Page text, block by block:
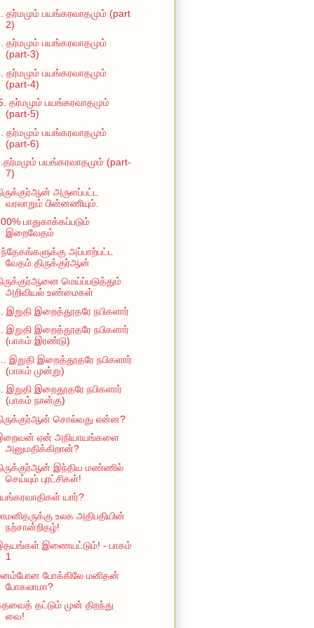
தர்மமும் பயங்கரவாதமும் (part
2)
தர்மமும் பயங்கரவாதமும்
(part-3)
தர்மமும் பயங்கரவாதமும்
(part-4)
தர்மமும் பயங்கரவாதமும்
(part-5)
தர்மமும் பயங்கரவாதமும்
(part-6)
பயங்கரவாதமும் (part-
7)
அருளப்பட்ட
வரலாறும் பின்னணியும்.
பாதுகாக்கப்படும்
இறைவேதம்
அப்பாற்பட்ட
வேதம் திருக்குர்ஆன்
மெய்ப்படுத்தும்
அறிவியல் உண்மைகள்
இறுதி இறைத்தூதரே நபிகளார்
இறுதி இறைத்தூதரே நபிகளார்
(பாகம் இரண்டு)
இறுதி இறைத்தூதரே நபிகளார்
(பாகம் முன்று)
இறுதி இறைதூதரே நபிகளார்
(பாகம் நான்கு)
சொல்வது என்ன?
ஏன் அநியாயங்களை
அனுமதிக்கிறான்?
இந்திய மண்ணில்
செய்யும் புரட்சிகள்!
யார்?
உலக அதிபதியின்
நற்சான்றிதழ்!
இணையட்டும்! - பாகம்
1
போக்கிலே மனிதன்
போகலாமா?
தட்டும் முன் திறந்து
வை!